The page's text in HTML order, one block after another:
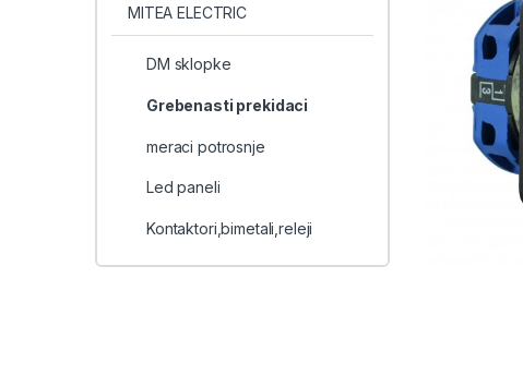
MITEA ELECTRIC
DM sklopke
Grebenasti prekidaci
meraci potrosnje
Led paneli
Kontaktori,bimetali,releji